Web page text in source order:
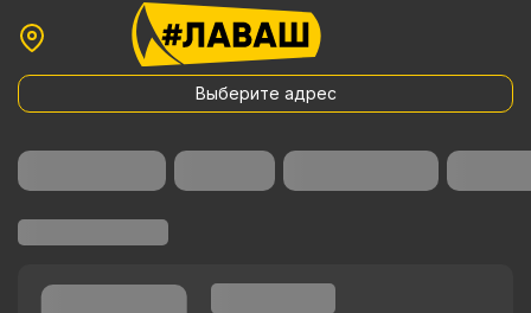
Выберите адрес